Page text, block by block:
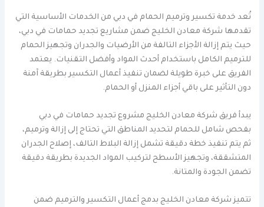
تُعد خدمة تكسير وترميم الحمام في دبي من الخدمات الأساسية التي
تقدمها شركة معادن الخليج ضمن مشاريع تجديد حمامات في دبي،
حيث يتم إزالة الأجزاء التالفة من الأرضيات والجدران وتجهيز الحمام
للترميم الكامل باستخدام أحدث المواد وأفضل التقنيات. يعتمد
الفريق على خبرة طويلة لضمان تنفيذ أعمال التكسير بطريقة آمنة
دون التأثير على باقي أجزاء المنزل أو الحمام.
يبدأ فريق شركة معادن الخليج مشروع تجديد حمامات في دبي
بفحص شامل للحمام لتحديد المناطق التي تحتاج إلى إزالة وترميم،
ثم يتم تنفيذ خطة دقيقة تشمل إزالة البلاط التالف، إصلاح الجدران
المتشققة، وتجهيز الأسطح لتركيب المواد الجديدة بطريقة دقيقة
تضمن الجودة والمتانة.
تتميز شركة معادن الخليج بدمج أعمال التكسير والترميم ضمن